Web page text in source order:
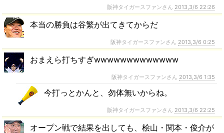
阪神タイガースファンさん 2013,3/6 22:26
本当の勝負は谷繁が出てきてからだ
阪神タイガースファンさん 2013,3/6 0:25
おまえら打ちすぎwwwwwwwwwwwww
阪神タイガースファンさん 2013,3/6 1:35
今打っとかんと、勿体無いからね。
阪神タイガースファンさん 2013,3/6 22:25
オープン戦で結果を出しても、桧山・関本・俊介が